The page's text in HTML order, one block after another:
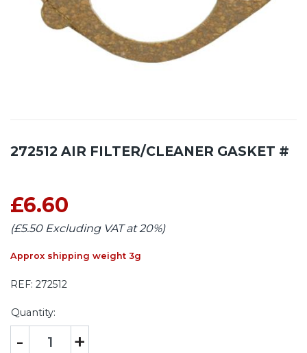
272512 AIR FILTER/CLEANER GASKET #
£6.60
(£5.50 Excluding VAT at 20%)
Approx shipping weight 3g
REF: 272512
Quantity:
- +